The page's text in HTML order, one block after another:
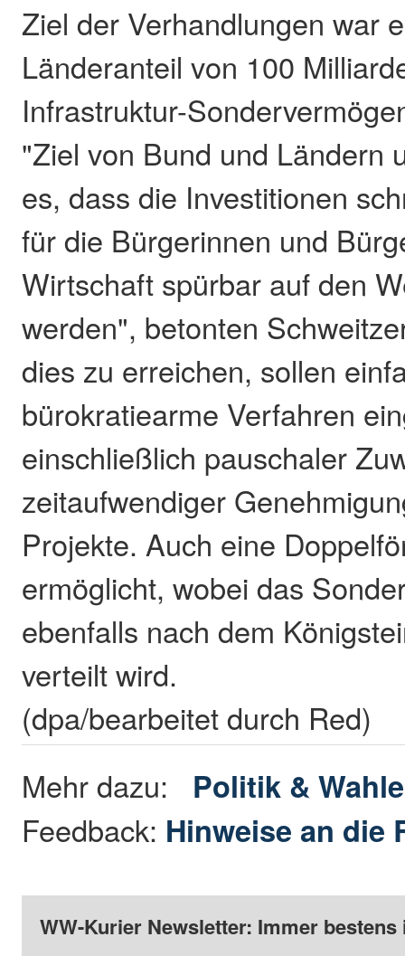
Ziel der Verhandlungen war
Länderanteil von 100
Infrastruktur-
"Ziel von Bund und Ländern
es, dass die Investitionen
für die Bürgerinnen und
Wirtschaft spürbar auf den
werden", betonten
dies zu erreichen, sollen
bürokratiearme Verfahren
einschließlich pauschaler
zeitaufwendiger
Projekte. Auch eine
ermöglicht, wobei das
ebenfalls nach dem
verteilt wird.
(dpa/bearbeitet durch Red)
Mehr dazu: Politik &
Feedback: Hinweise an die
WW-Kurier Newsletter: Immer